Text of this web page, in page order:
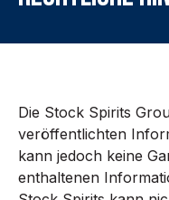
Die Stock Spirits
veröffentlichten
kann jedoch keine
enthaltenen